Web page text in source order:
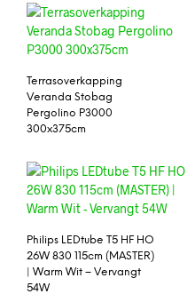
Terrasoverkapping
Veranda Stobag
Pergolino P3000
300x375cm
Philips LEDtube T5 HF HO
26W 830 115cm (MASTER)
| Warm Wit – Vervangt
54W